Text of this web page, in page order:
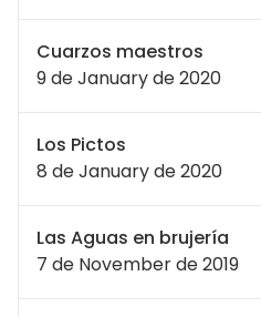
Cuarzos maestros
9 de January de 2020
Los Pictos
8 de January de 2020
Las Aguas en brujería
7 de November de 2019